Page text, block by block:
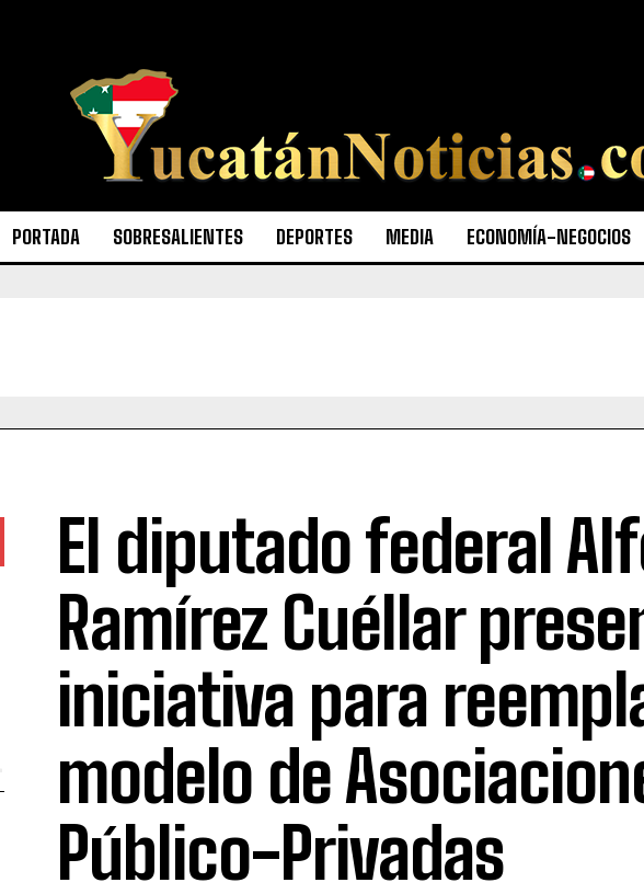
PORTADA SOBRESALIENTES DEPORTES MEDIA ECONOMÍA-NEGOCIOS
El diputado federal
Ramírez Cuéllar
iniciativa para
modelo de
Público-Privadas